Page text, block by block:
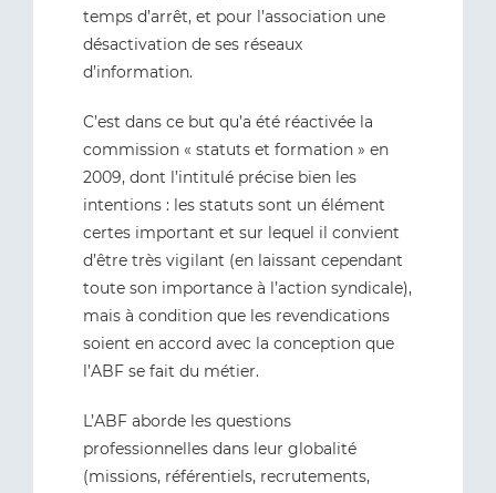
temps d’arrêt, et pour l’association une
désactivation de ses réseaux
d’information.
C’est dans ce but qu’a été réactivée la
commission « statuts et formation » en
2009, dont l’intitulé précise bien les
intentions : les statuts sont un élément
certes important et sur lequel il convient
d’être très vigilant (en laissant cependant
toute son importance à l’action syndicale),
mais à condition que les revendications
soient en accord avec la conception que
l’ABF se fait du métier.
L’ABF aborde les questions
professionnelles dans leur globalité
(missions, référentiels, recrutements,